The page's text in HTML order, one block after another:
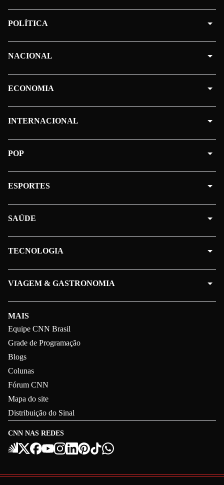
CNN NAS REDES
MAIS
Equipe CNN Brasil
Grade de Programação
Blogs
Colunas
Fórum CNN
Mapa do site
Distribuição do Sinal
POLÍTICA
NACIONAL
ECONOMIA
INTERNACIONAL
POP
ESPORTES
SAÚDE
TECNOLOGIA
VIAGEM & GASTRONOMIA